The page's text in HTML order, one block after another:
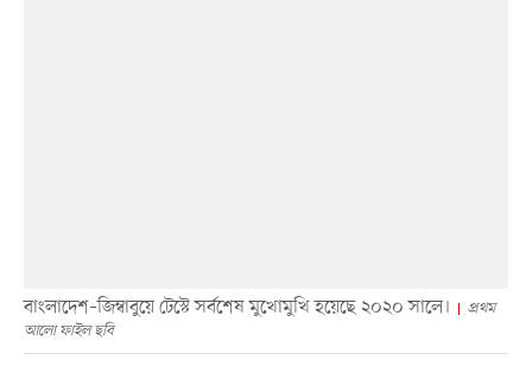
বাংলাদেশ–জিম্বাবুয়ে টেস্টে সর্বশেষ মুখোমুখি হয়েছে ২০২০ সালে।
প্রথম
আলো ফাইল ছবি